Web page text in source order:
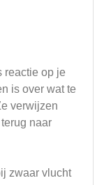
reactie op je
is over wat te
verwijzen
naar
zwaar vlucht